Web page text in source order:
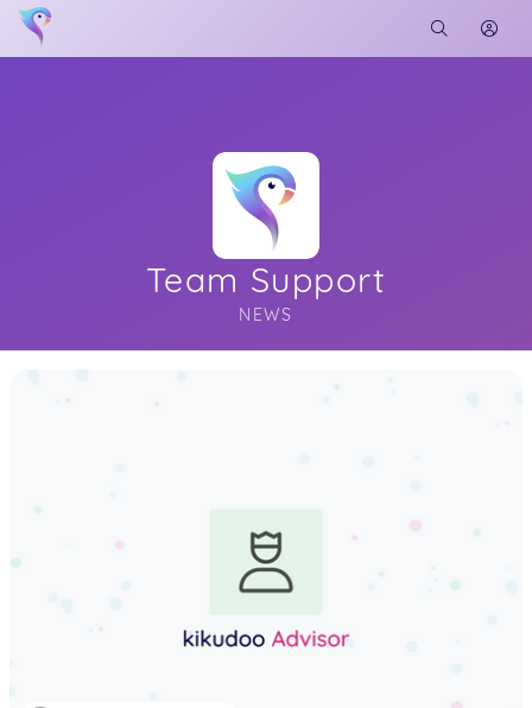
Team Support
NEWS
Soon you will learn more about me here...